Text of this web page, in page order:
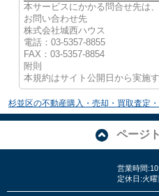
本サービスにかかる問合せ先は
お問い合わせ先
株式会社城西ハウス
電話：03-5357-8855
FAX：03-5357-8854
附則
本規約はサイト公開日から実施
杉並区の不動産購入・売却・買取査定
ページ
営業時間
定休日:火曜